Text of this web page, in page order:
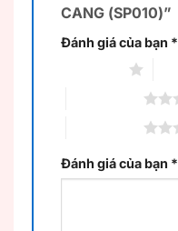
CANG (SP010)”
Đánh giá của bạn *
Đánh giá của bạn *